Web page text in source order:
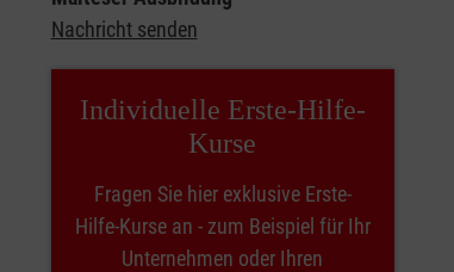
Nachricht senden
Individuelle Erste-Hilfe-
Kurse
Fragen Sie hier exklusive Erste-
Hilfe-Kurse an - zum Beispiel für Ihr
Unternehmen oder Ihren